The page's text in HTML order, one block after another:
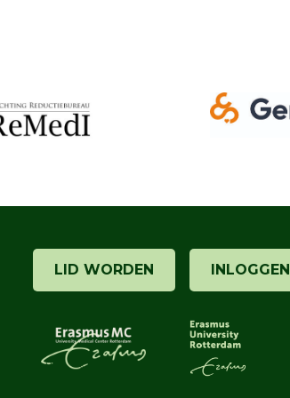
LID WORDEN INLOGGEN